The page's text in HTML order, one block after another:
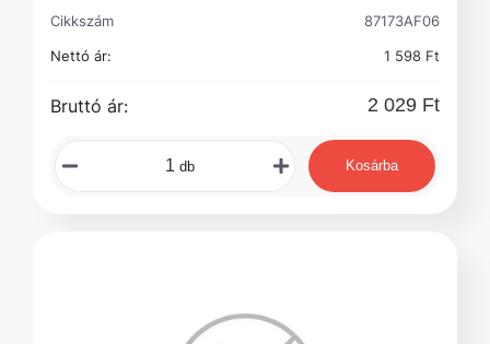
Cikkszám
87173AF06
Nettó ár:
1 598 Ft
Bruttó ár: 2 029 Ft
db Kosárba